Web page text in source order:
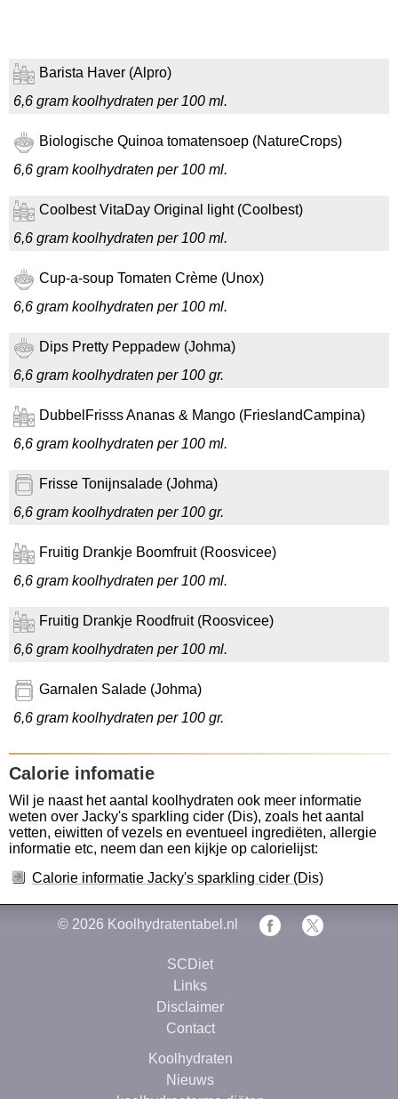
Barista Haver (Alpro)
6,6 gram koolhydraten per 100 ml.
Biologische Quinoa tomatensoep (NatureCrops)
6,6 gram koolhydraten per 100 ml.
Coolbest VitaDay Original light (Coolbest)
6,6 gram koolhydraten per 100 ml.
Cup-a-soup Tomaten Crème (Unox)
6,6 gram koolhydraten per 100 ml.
Dips Pretty Peppadew (Johma)
6,6 gram koolhydraten per 100 gr.
DubbelFrisss Ananas & Mango (FrieslandCampina)
6,6 gram koolhydraten per 100 ml.
Frisse Tonijnsalade (Johma)
6,6 gram koolhydraten per 100 gr.
Fruitig Drankje Boomfruit (Roosvicee)
6,6 gram koolhydraten per 100 ml.
Fruitig Drankje Roodfruit (Roosvicee)
6,6 gram koolhydraten per 100 ml.
Garnalen Salade (Johma)
6,6 gram koolhydraten per 100 gr.
Calorie infomatie
Wil je naast het aantal koolhydraten ook meer informatie
weten over Jacky's sparkling cider (Dis), zoals het aantal
vetten, eiwitten of vezels en eventueel ingrediëten, allergie
informatie etc, neem dan een kijkje op calorielijst:
Calorie informatie Jacky's sparkling cider (Dis)
© 2026 Koolhydratentabel.nl
SCDiet
Links
Disclaimer
Contact
Koolhydraten
Nieuws